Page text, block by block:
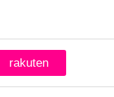
rakuten